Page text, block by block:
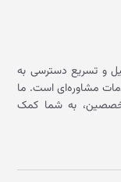
و تسریع دسترسی به
مشاوره‌ای است. ما
متخصصین، به شما کمک